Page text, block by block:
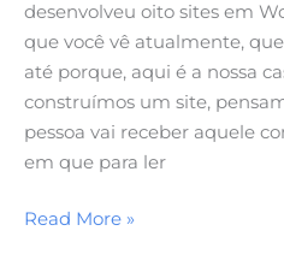
desenvolveu oito sites em
que você vê atualmente,
até porque, aqui é a nossa
construímos um site,
pessoa vai receber aquele
em que para ler
Read More »